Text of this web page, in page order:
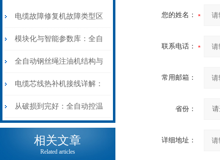
电缆故障修复机故障类型区
分指南：从“绝缘电
阻”到“波形特征”的精准诊
断逻辑
模块化与智能参数库：全自
动电缆修复机的快速换型逻
辑
全自动钢丝绳注油机结构与
工作原理：揭秘高效润滑的
机械密码
电缆芯线热补机接线详解：
从入门到精通
从破损到完好：全自动控温
电缆热补机的核心价值
相关文章
Related articles
您的姓名：
联系电话：
常用邮箱：
省份：
详细地址：